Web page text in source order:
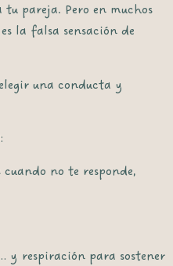
pareja. Pero en muchos
la falsa sensación de
una conducta y
cuando no te responde,
y respiración para sostener